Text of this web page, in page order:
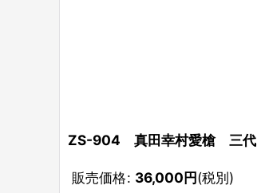
ZS-904 真田幸村愛槍 三代
販売価格: 36,000円(税別)